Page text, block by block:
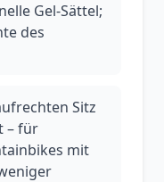
Gel-Sättel;
des
Sitz
– für
mit